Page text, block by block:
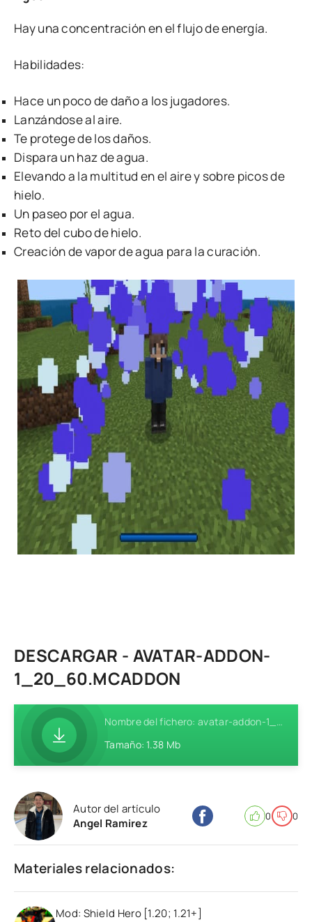
Hay una concentración en el flujo de energía.
Habilidades:
Hace un poco de daño a los jugadores.
Lanzándose al aire.
Te protege de los daños.
Dispara un haz de agua.
Elevando a la multitud en el aire y sobre picos de
hielo.
Un paseo por el agua.
Reto del cubo de hielo.
Creación de vapor de agua para la curación.
DESCARGAR - AVATAR-ADDON-
1_20_60.MCADDON
Nombre del fichero: avatar-addon-1_20_60.mcaddon
Tamaño: 1.38 Mb
Autor del artículo
Angel Ramirez
0 0
Materiales relacionados:
Mod: Shield Hero [1.20; 1.21+]